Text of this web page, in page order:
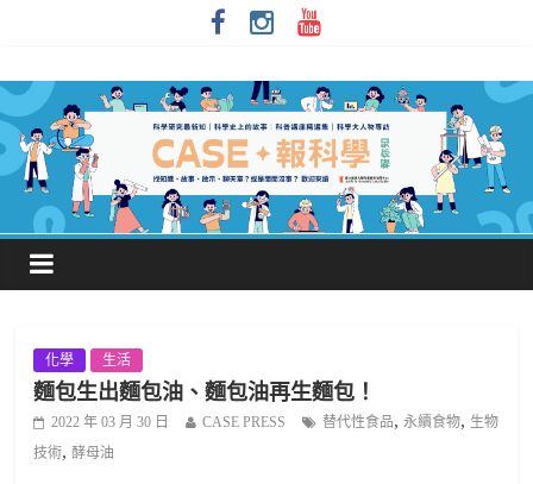
化學 生活
麵包生出麵包油、麵包油再生麵包！
2022 年 03 月 30 日 CASE PRESS 替代性食品,永續食物, 生物
技術,酵母油